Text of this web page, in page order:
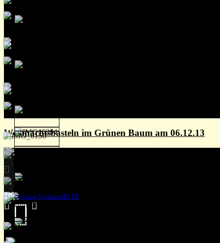
Weihnachtsbasteln im Grünen Baum am 06.12.13